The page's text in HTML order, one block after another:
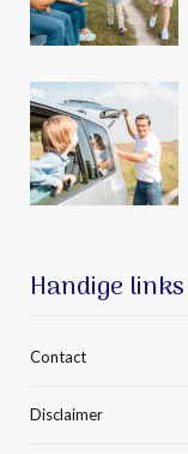
Handige links
Contact
Disclaimer